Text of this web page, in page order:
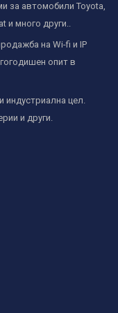
за автомобили Toyota,
и много други..
на Wi-fi и IP
опит в
индустриална цел.
и други.